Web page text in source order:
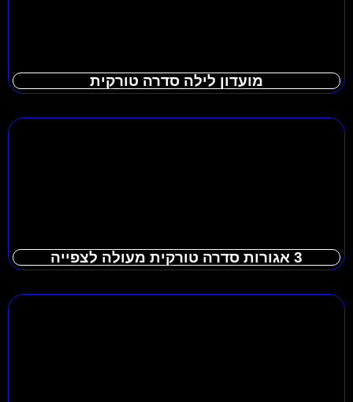
מועדון לילה סדרה טורקית
3 אגורות סדרה טורקית מעולה לצפייה